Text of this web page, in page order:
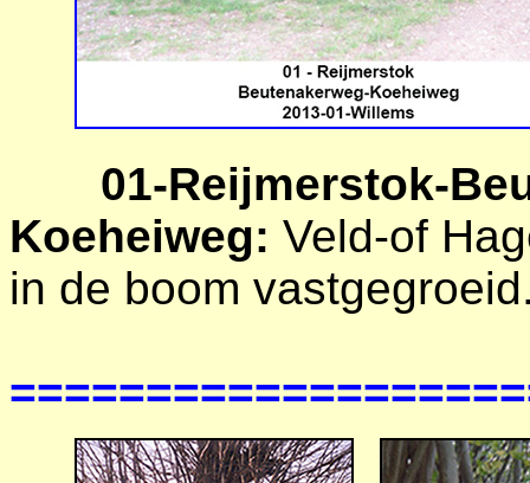
01-Reijmerstok-
Koeheiweg: Veld-of
in de boom